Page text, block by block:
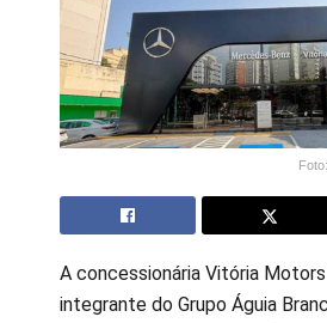
A concessionária Vitória
integrante do Grupo Águia